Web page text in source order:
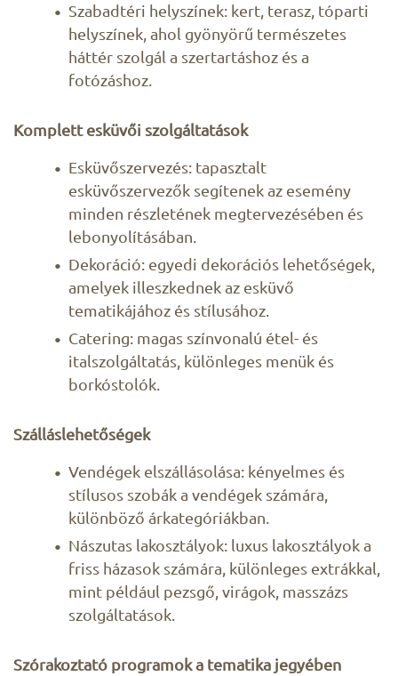
Szabadtéri helyszínek: kert, terasz, tóparti
helyszínek, ahol gyönyörű természetes
háttér szolgál a szertartáshoz és a
fotózáshoz.
Komplett esküvői szolgáltatások
Esküvőszervezés: tapasztalt
esküvőszervezők segítenek az esemény
minden részletének megtervezésében és
lebonyolításában.
Dekoráció: egyedi dekorációs lehetőségek,
amelyek illeszkednek az esküvő
tematikájához és stílusához.
Catering: magas színvonalú étel- és
italszolgáltatás, különleges menük és
borkóstolók.
Szálláslehetőségek
Vendégek elszállásolása: kényelmes és
stílusos szobák a vendégek számára,
különböző árkategóriákban.
Nászutas lakosztályok: luxus lakosztályok a
friss házasok számára, különleges extrákkal,
mint például pezsgő, virágok, masszázs
szolgáltatások.
Szórakoztató programok a tematika jegyében